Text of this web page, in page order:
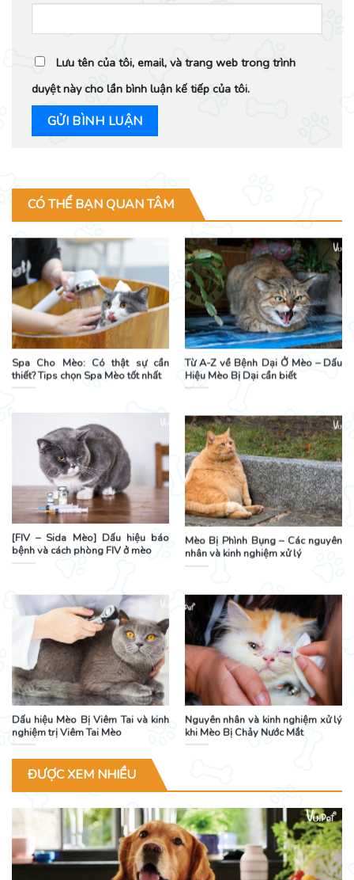
Lưu tên của tôi, email, và trang web trong trình
duyệt này cho lần bình luận kế tiếp của tôi.
CÓ THỂ BẠN QUAN TÂM
Spa Cho Mèo: Có thật sự cần
thiết? Tips chọn Spa Mèo tốt nhất
Từ A-Z về Bệnh Dại Ở Mèo – Dấu
Hiệu Mèo Bị Dại cần biết
[FIV – Sida Mèo] Dấu hiệu báo
bệnh và cách phòng FIV ở mèo
Mèo Bị Phình Bụng – Các nguyên
nhân và kinh nghiệm xử lý
Dấu hiệu Mèo Bị Viêm Tai và kinh
nghiệm trị Viêm Tai Mèo
Nguyên nhân và kinh nghiệm xử lý
khi Mèo Bị Chảy Nước Mắt
ĐƯỢC XEM NHIỀU